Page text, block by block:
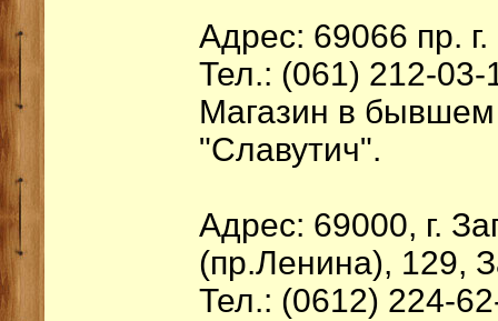
Адрес: 69066 пр.
Тел.: (061) 212-03-
Магазин в
"Славутич".
Адрес: 69000, г.
(пр.Ленина), 129,
Тел.: (0612) 224-